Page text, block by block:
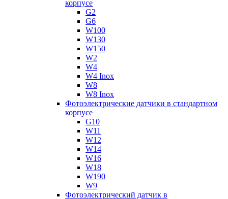
корпусе
G2
G6
W100
W130
W150
W2
W4
W4 Inox
W8
W8 Inox
Фотоэлектрические датчики в стандартном
корпусе
G10
W11
W12
W14
W16
W18
W190
W9
Фотоэлектрический датчик в